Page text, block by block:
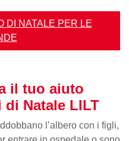
DI NATALE PER LE
il tuo aiuto
Natale LILT
l’albero con i figli,